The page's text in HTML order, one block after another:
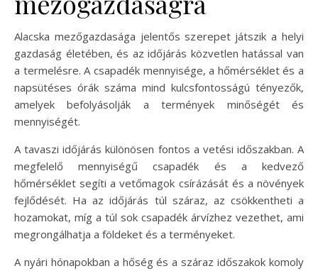
Alacska mezőgazdasága jelentős szerepet játszik a helyi
gazdaság életében, és az időjárás közvetlen hatással van
a termelésre. A csapadék mennyisége, a hőmérséklet és a
napsütéses órák száma mind kulcsfontosságú tényezők,
amelyek befolyásolják a termények minőségét és
mennyiségét.
A tavaszi időjárás különösen fontos a vetési időszakban. A
megfelelő mennyiségű csapadék és a kedvező
hőmérséklet segíti a vetőmagok csírázását és a növények
fejlődését. Ha az időjárás túl száraz, az csökkentheti a
hozamokat, míg a túl sok csapadék árvízhez vezethet, ami
megrongálhatja a földeket és a terményeket.
A nyári hónapokban a hőség és a száraz időszakok komoly